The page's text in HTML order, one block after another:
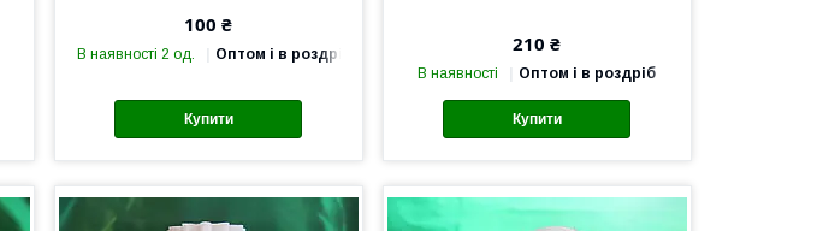
100 ₴
В наявності 2 од. Оптом і в роздріб
Купити
210 ₴
В наявності Оптом і в роздріб
Купити